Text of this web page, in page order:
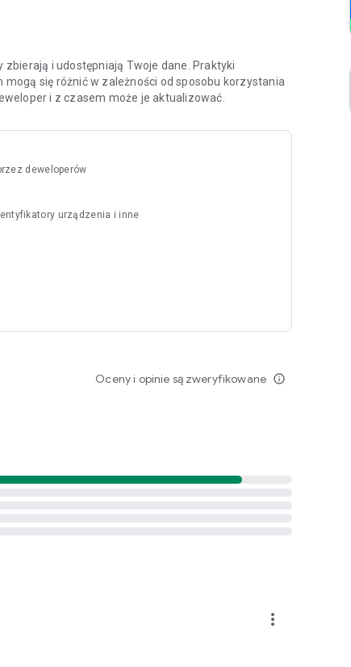
i bez stresu.i udostępniają Twoje dane. Praktyki
się różnić w zależności od sposobu korzystania
i z czasem może je aktualizować.
deweloperów
urządzenia i inne
Oceny i opinie są zweryfikowane info_outline
more_vert